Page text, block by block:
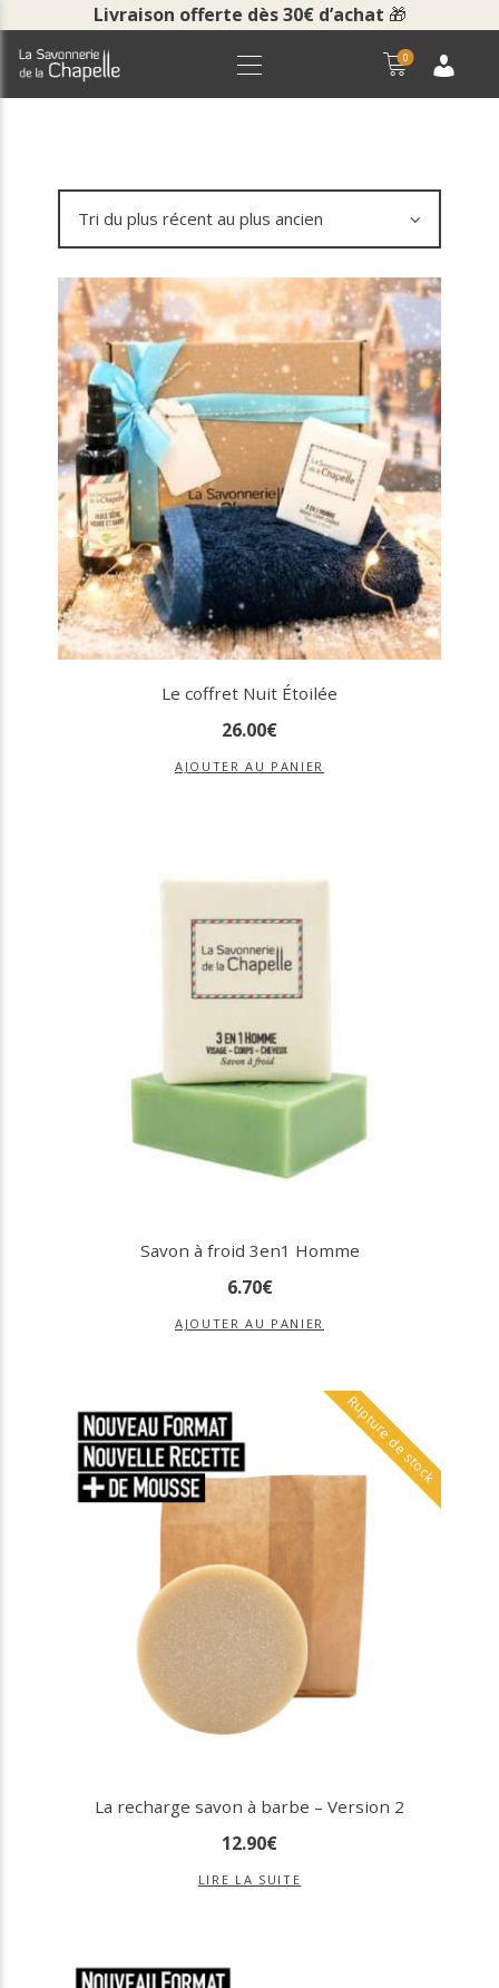
Livraison offerte dès 30€ d’achat 🎁
0
ACCUEIL
BOUTIQUE
LA SAVONNERIE
COURS ET VISITES
NOUS CONTACTER
POUR LES PROS
Le coffret Nuit Étoilée
26.00€
AJOUTER AU PANIER
Savon à froid 3en1 Homme
6.70€
AJOUTER AU PANIER
Rupture de stock
La recharge savon à barbe – Version 2
12.90€
LIRE LA SUITE